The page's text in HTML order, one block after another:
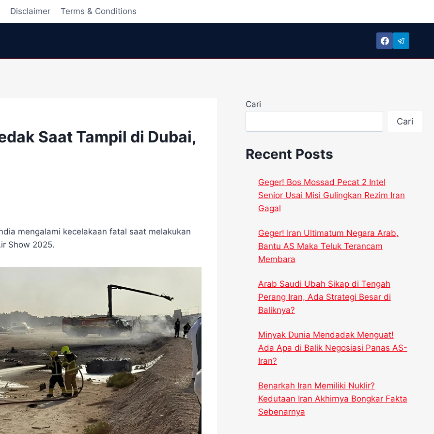
Disclaimer Terms & Conditions
Saat Tampil di Dubai,
mengalami kecelakaan fatal saat melakukan
Show 2025.
Cari
Cari
Recent Posts
Geger! Bos Mossad Pecat 2 Intel
Senior Usai Misi Gulingkan Rezim Iran
Gagal
Geger! Iran Ultimatum Negara Arab,
Bantu AS Maka Teluk Terancam
Membara
Arab Saudi Ubah Sikap di Tengah
Perang Iran, Ada Strategi Besar di
Baliknya?
Minyak Dunia Mendadak Menguat!
Ada Apa di Balik Negosiasi Panas AS-
Iran?
Benarkah Iran Memiliki Nuklir?
Kedutaan Iran Akhirnya Bongkar Fakta
Sebenarnya